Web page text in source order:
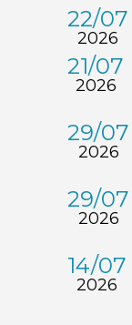
22/07
2026
21/07
2026
29/07
2026
29/07
2026
14/07
2026